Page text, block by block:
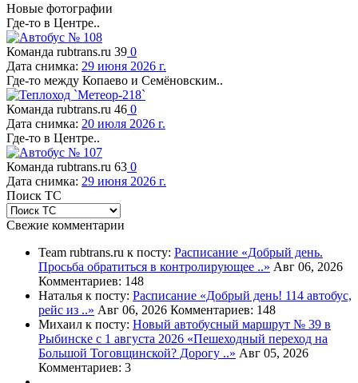
Новые фотографии
Где-то в Центре..
Команда rubtrans.ru 39 0
Дата снимка: 29 июня 2026 г.
Где-то между Копаево и Семёновским..
Команда rubtrans.ru 46 0
Дата снимка: 20 июля 2026 г.
Где-то в Центре..
Команда rubtrans.ru 63 0
Дата снимка: 29 июня 2026 г.
Поиск ТС
Свежие комментарии
Team rubtrans.ru к посту: Расписание «Добрый день.
Просьба обратиться в контролирующее ..» Авг 06, 2026
Комментариев: 148
Наталья к посту: Расписание «Добрый день! 114 автобус,
рейс из ..» Авг 06, 2026 Комментариев: 148
Михаил к посту: Новый автобусный маршрут № 39 в
Рыбинске с 1 августа 2026 «Пешеходный переход на
Большой Тоговщинской? Дорогу ..» Авг 05, 2026
Комментариев: 3